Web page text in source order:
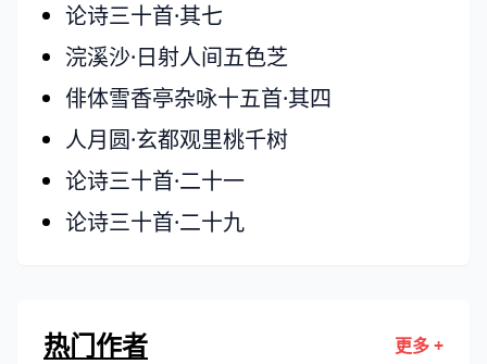
论诗三十首·其七
浣溪沙·日射人间五色芝
俳体雪香亭杂咏十五首·其四
人月圆·玄都观里桃千树
论诗三十首·二十一
论诗三十首·二十九
热门作者 更多 +